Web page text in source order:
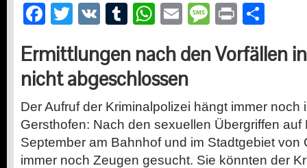
Facebook
Twitter
VK Tumblr
WhatsApp
EmailMessage
Print
Ermittlungen nach den Vorfällen
nicht abgeschlossen
Der Aufruf der Kriminalpolizei hängt immer noch
Gersthofen: Nach den sexuellen Übergriffen auf
September am Bahnhof und im Stadtgebiet von
immer noch Zeugen gesucht. Sie könnten der